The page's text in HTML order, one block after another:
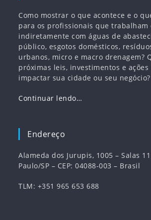
Como mostrar o que acontece e o
para os profissionais que trabalham
indiretamente com águas de
público, esgotos domésticos,
urbanos, micro e macro drenagem?
próximas leis, investimentos e ações
impactar sua cidade ou seu negócio?
Continuar lendo…
Endereço
Alameda dos Jurupis, 1005 – Salas
Paulo/SP – CEP: 04088-003 – Brasil
TLM: +351 965 653 688